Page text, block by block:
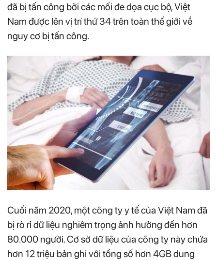
đã bị tấn công bởi các mối đe dọa cục bộ, Việt
Nam được lên vị trí thứ 34 trên toàn thế giới về
nguy cơ bị tấn công.
Cuối năm 2020, một công ty y tế của Việt Nam đã
bị rò rỉ dữ liệu nghiêm trọng ảnh hưởng đến hơn
80.000 người. Cơ sở dữ liệu của công ty này chứa
hơn 12 triệu bản ghi với tổng số hơn 4GB dung